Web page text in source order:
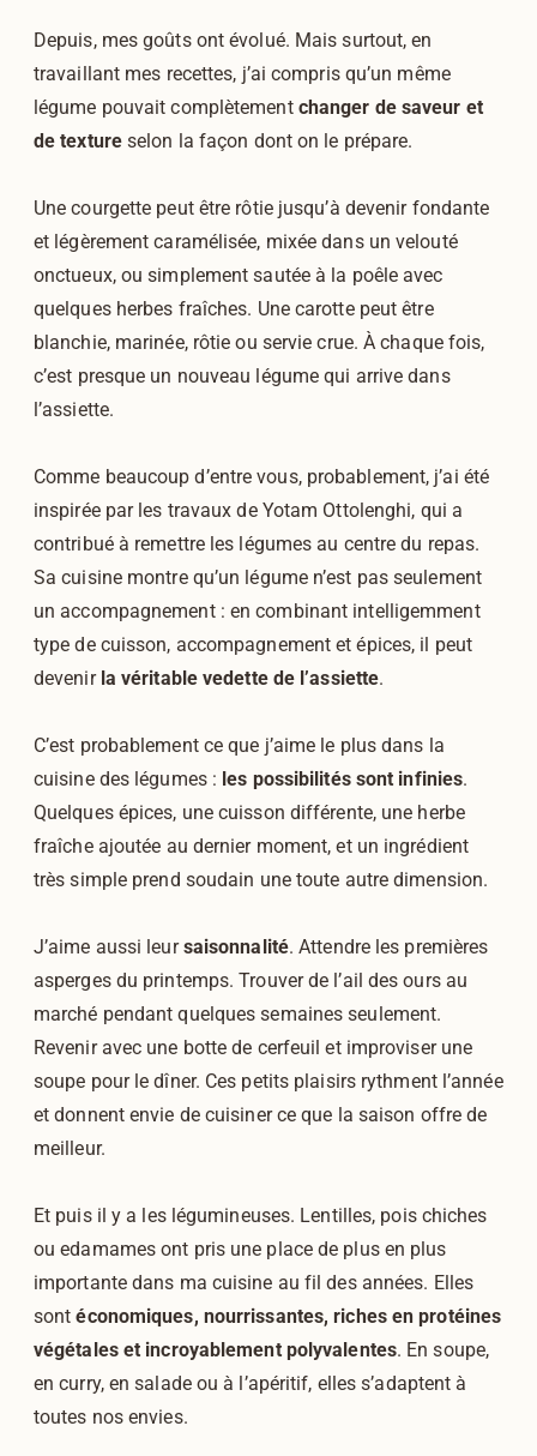
Depuis, mes goûts ont évolué. Mais surtout, en
travaillant mes recettes, j’ai compris qu’un même
légume pouvait complètement changer de saveur et
de textureselon la façon dont on le prépare.
Une courgette peut être rôtie jusqu’à devenir fondante
et légèrement caramélisée, mixée dans un velouté
onctueux, ou simplement sautée à la poêle avec
quelques herbes fraîches. Une carotte peut être
blanchie, marinée, rôtie ou servie crue. À chaque fois,
c’est presque un nouveau légume qui arrive dans
l’assiette.
Comme beaucoup d’entre vous, probablement, j’ai été
inspirée par les travaux de Yotam Ottolenghi, qui a
contribué à remettre les légumes au centre du repas.
Sa cuisine montre qu’un légume n’est pas seulement
un accompagnement : en combinant intelligemment
type de cuisson, accompagnement et épices, il peut
devenirla véritable vedette de l’assiette.
C’est probablement ce que j’aime le plus dans la
cuisine des légumes : les possibilités sont infinies.
Quelques épices, une cuisson différente, une herbe
fraîche ajoutée au dernier moment, et un ingrédient
très simple prend soudain une toute autre dimension.
J’aime aussi leursaisonnalité. Attendre les premières
asperges du printemps. Trouver de l’ail des ours au
marché pendant quelques semaines seulement.
Revenir avec une botte de cerfeuil et improviser une
soupe pour le dîner. Ces petits plaisirs rythment l’année
et donnent envie de cuisiner ce que la saison offre de
meilleur.
Et puis il y a les légumineuses. Lentilles, pois chiches
ou edamames ont pris une place de plus en plus
importante dans ma cuisine au fil des années. Elles
sontéconomiques, nourrissantes, riches en protéines
végétales et incroyablement polyvalentes. En soupe,
en curry, en salade ou à l’apéritif, elles s’adaptent à
toutes nos envies.